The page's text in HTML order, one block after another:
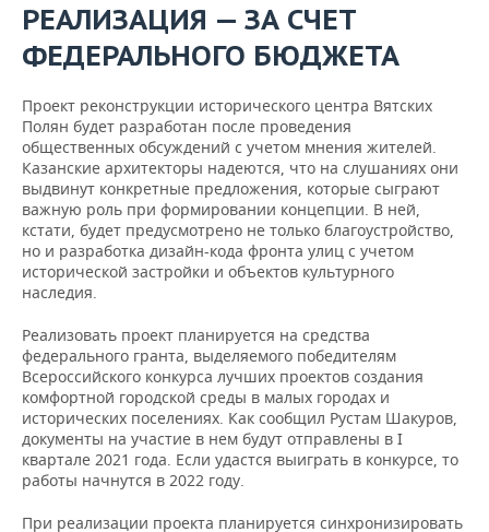
РЕАЛИЗАЦИЯ — ЗА СЧЕТ
ФЕДЕРАЛЬНОГО БЮДЖЕТА
Проект реконструкции исторического центра Вятских
Полян будет разработан после проведения
общественных обсуждений с учетом мнения жителей.
Казанские архитекторы надеются, что на слушаниях они
выдвинут конкретные предложения, которые сыграют
важную роль при формировании концепции. В ней,
кстати, будет предусмотрено не только благоустройство,
но и разработка дизайн-кода фронта улиц с учетом
исторической застройки и объектов культурного
наследия.
Реализовать проект планируется на средства
федерального гранта, выделяемого победителям
Всероссийского конкурса лучших проектов создания
комфортной городской среды в малых городах и
исторических поселениях. Как сообщил Рустам Шакуров,
документы на участие в нем будут отправлены в I
квартале 2021 года. Если удастся выиграть в конкурсе, то
работы начнутся в 2022 году.
При реализации проекта планируется синхронизировать